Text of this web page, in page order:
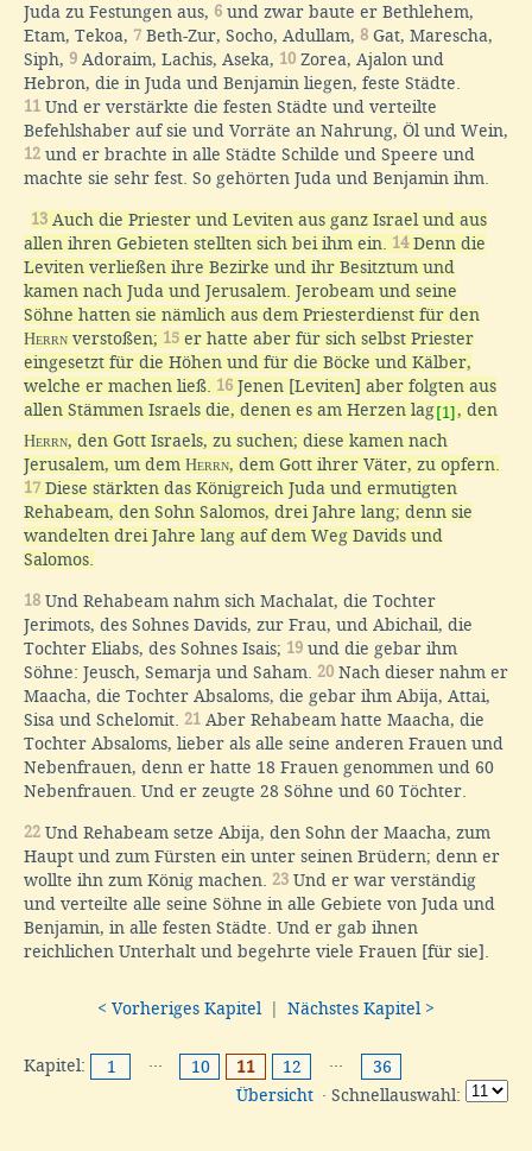
Juda zu Festungen aus, 6 und zwar baute er Bethlehem,
Etam, Tekoa, 7 Beth-Zur, Socho, Adullam, 8 Gat, Marescha,
Siph, 9 Adoraim, Lachis, Aseka, 10 Zorea, Ajalon und
Hebron, die in Juda und Benjamin liegen, feste Städte.
11 Und er verstärkte die festen Städte und verteilte
Befehlshaber auf sie und Vorräte an Nahrung, Öl und Wein,
12 und er brachte in alle Städte Schilde und Speere und
machte sie sehr fest. So gehörten Juda und Benjamin ihm.
13 Auch die Priester und Leviten aus ganz Israel und aus
allen ihren Gebieten stellten sich bei ihm ein. 14Denn die
Leviten verließen ihre Bezirke und ihr Besitztum und
kamen nach Juda und Jerusalem. Jerobeam und seine
Söhne hatten sie nämlich aus dem Priesterdienst für den
Herrn verstoßen; 15 er hatte aber für sich selbst Priester
eingesetzt für die Höhen und für die Böcke und Kälber,
welche er machen ließ. 16 Jenen [Leviten] aber folgten aus
allen Stämmen Israels die, denen es am Herzen lag [1] , den
Herrn, den Gott Israels, zu suchen; diese kamen nach
Jerusalem, um dem Herrn, dem Gott ihrer Väter, zu opfern.
17 Diese stärkten das Königreich Juda und ermutigten
Rehabeam, den Sohn Salomos, drei Jahre lang; denn sie
wandelten drei Jahre lang auf dem Weg Davids und
Salomos.
18 Und Rehabeam nahm sich Machalat, die Tochter
Jerimots, des Sohnes Davids, zur Frau, und Abichail, die
Tochter Eliabs, des Sohnes Isais; 19 und die gebar ihm
Söhne: Jeusch, Semarja und Saham. 20 Nach dieser nahm er
Maacha, die Tochter Absaloms, die gebar ihm Abija, Attai,
Sisa und Schelomit. 21 Aber Rehabeam hatte Maacha, die
Tochter Absaloms, lieber als alle seine anderen Frauen und
Nebenfrauen, denn er hatte 18 Frauen genommen und 60
Nebenfrauen. Und er zeugte 28 Söhne und 60 Töchter.
22 Und Rehabeam setze Abija, den Sohn der Maacha, zum
Haupt und zum Fürsten ein unter seinen Brüdern; denn er
wollte ihn zum König machen. 23 Und er war verständig
und verteilte alle seine Söhne in alle Gebiete von Juda und
Benjamin, in alle festen Städte. Und er gab ihnen
reichlichen Unterhalt und begehrte viele Frauen [für sie].
< Vorheriges Kapitel Nächstes Kapitel >
Kapitel: 1 ··· 10 11 12 ···
36
Übersicht · Schnellauswahl: